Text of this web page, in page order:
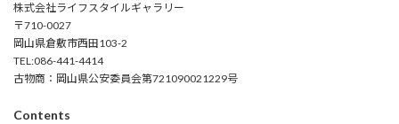
株式会社ライフスタイルギャラリー
〒710-0027
岡山県倉敷市西田103-2
TEL:086-441-4414
古物商：岡山県公安委員会第721090021229号
Contents